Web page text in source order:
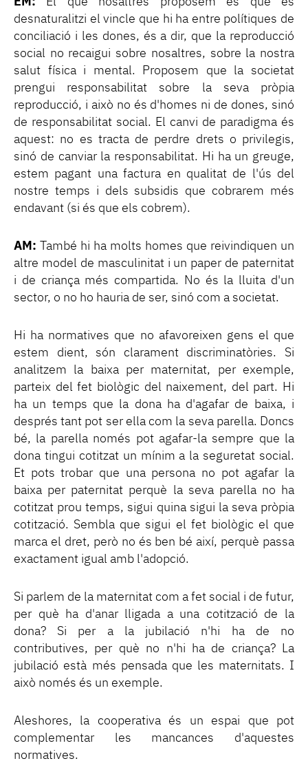
desnaturalitzi el vincle que hi ha entre polítiques de
conciliació i les dones, és a dir, que la reproducció
social no recaigui sobre nosaltres, sobre la nostra
salut física i mental. Proposem que la societat
prengui responsabilitat sobre la seva pròpia
reproducció, i això no és d'homes ni de dones, sinó
de responsabilitat social. El canvi de paradigma és
aquest: no es tracta de perdre drets o privilegis,
sinó de canviar la responsabilitat. Hi ha un greuge,
estem pagant una factura en qualitat de l'ús del
nostre temps i dels subsidis que cobrarem més
endavant (si és que els cobrem).
AM:
També hi ha molts homes que reivindiquen un
altre model de masculinitat i un paper de paternitat
i de criança més compartida. No és la lluita d'un
sector, o no ho hauria de ser, sinó com a societat.
Hi ha normatives que no afavoreixen gens el que
estem dient, són clarament discriminatòries. Si
analitzem la baixa per maternitat, per exemple,
parteix del fet biològic del naixement, del part. Hi
ha un temps que la dona ha d'agafar de baixa, i
després tant pot ser ella com la seva parella. Doncs
bé, la parella només pot agafar-la sempre que la
dona tingui cotitzat un mínim a la seguretat social.
Et pots trobar que una persona no pot agafar la
baixa per paternitat perquè la seva parella no ha
cotitzat prou temps, sigui quina sigui la seva pròpia
cotització. Sembla que sigui el fet biològic el que
marca el dret, però no és ben bé així, perquè passa
exactament igual amb l'adopció.
Si parlem de la maternitat com a fet social i de futur,
per què ha d'anar lligada a una cotització de la
dona? Si per a la jubilació n'hi ha de no
contributives, per què no n'hi ha de criança? La
jubilació està més pensada que les maternitats. I
això només és un exemple.
Aleshores, la cooperativa és un espai que pot
complementar les mancances d'aquestes
normatives.